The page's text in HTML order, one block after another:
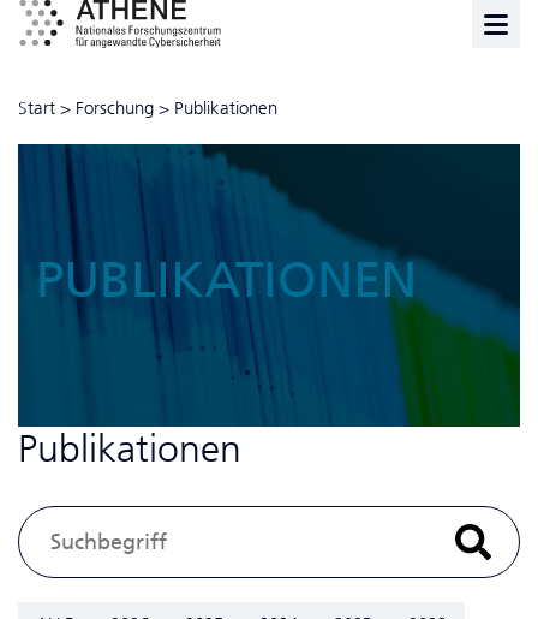
Start > Forschung > Publikationen
PUBLIKATIONEN
Publikationen